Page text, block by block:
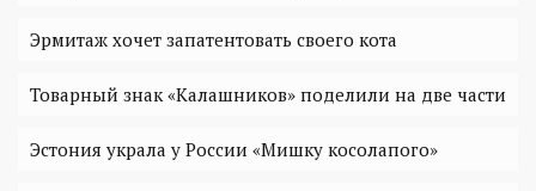
Эрмитаж хочет запатентовать своего кота
Товарный знак «Калашников» поделили на две части
Эстония украла у России «Мишку косолапого»